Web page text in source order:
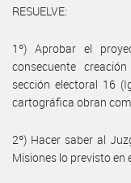
RESUELVE:
1º) Aprobar el
consecuente
sección electoral 16
cartográfica obran
2º) Hacer saber al
Misiones lo previsto en